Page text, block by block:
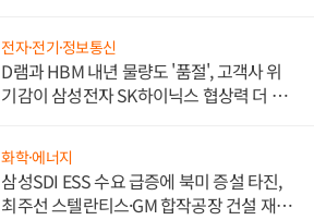
전자·전기·정보통신
D램과 HBM 내년 물량도 '품절', 고객사 위
기감이 삼성전자 SK하이닉스 협상력 더 키
화학·에너지
삼성SDI ESS 수요 급증에 북미 증설 타진,
최주선 스텔란티스·GM 합작공장 건설 재추